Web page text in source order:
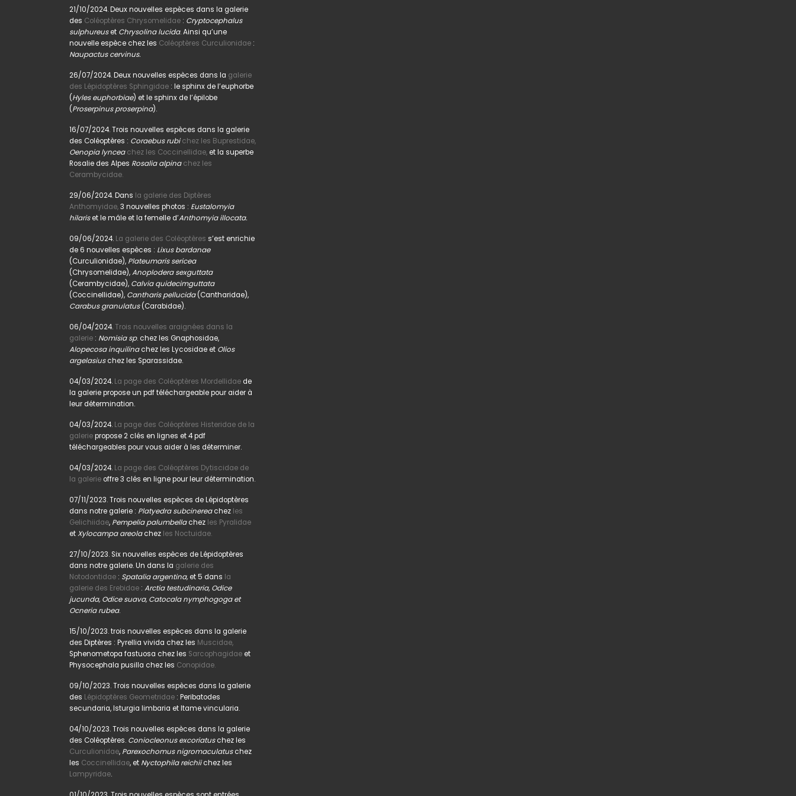
21/10/2024. Deux nouvelles espèces dans la galerie
des Coléoptères Chrysomelidae : Cryptocephalus
sulphureuset Chrysolina lucida. Ainsi qu’une
nouvelle espèce chez les Coléoptères Curculionidae :
Naupactus cervinus.
26/07/2024. Deux nouvelles espèces dans la galerie
des Lépidoptères Sphingidae : le sphinx de l’euphorbe
(Hyles euphorbiae) et le sphinx de l’épilobe
(Proserpinus proserpina).
16/07/2024. Trois nouvelles espèces dans la galerie
des Coléoptères : Coraebus rubi chez les Buprestidae,
Oenopia lyncea chez les Coccinellidae,et la superbe
Rosalie des Alpes Rosalia alpina chez les
Cerambycidae.
29/06/2024. Dans la galerie des Diptères
Anthomyidae,3 nouvelles photos : Eustalomyia
hilariset le mâle et la femelle d’Anthomyia illocata.
09/06/2024. La galerie des Coléoptères s’est enrichie
de 6 nouvelles espèces : Lixus bardanae
(Curculionidae), Plateumaris sericea
(Chrysomelidae),Anoplodera sexguttata
(Cerambycidae), Calvia quidecimguttata
(Coccinellidae), Cantharis pellucida(Cantharidae),
Carabus granulatus(Carabidae).
06/04/2024.Trois nouvelles araignées dans la
galerie : Nomisia sp. chez les Gnaphosidae,
Alopecosa inquilinachez les Lycosidae et Olios
argelasiuschez les Sparassidae.
04/03/2024. La page des Coléoptères Mordellidaede
la galerie propose un pdf téléchargeable pour aider à
leur détermination.
04/03/2024. La page des Coléoptères Histeridae de la
galeriepropose 2 clés en lignes et 4 pdf
téléchargeables pour vous aider à les déterminer.
04/03/2024. La page des Coléoptères Dytiscidae de
la galerie offre 3 clés en ligne pour leur détermination.
07/11/2023. Trois nouvelles espèces de Lépidoptères
dans notre galerie : Platyedra subcinereachez les
Gelichiidae, Pempelia palumbellachez les Pyralidae
etXylocampa areolachez les Noctuidae.
27/10/2023. Six nouvelles espèces de Lépidoptères
dans notre galerie. Un dans la galerie des
Notodontidae : Spatalia argentina,et 5 dans la
galerie des Erebidae : Arctia testudinaria, Odice
jucunda, Odice suava, Catocala nymphogoga et
Ocneria rubea.
15/10/2023. trois nouvelles espèces dans la galerie
des Diptères : Pyrellia vivida chez les Muscidae,
Sphenometopa fastuosa chez les Sarcophagidaeet
Physocephala pusilla chez les Conopidae.
09/10/2023. Trois nouvelles espèces dans la galerie
des Lépidoptères Geometridae : Peribatodes
secundaria, Isturgia limbaria et Itame vincularia.
04/10/2023. Trois nouvelles espèces dans la galerie
des Coléoptères. Coniocleonus excoriatuschez les
Curculionidae, Parexochomus nigromaculatuschez
les Coccinellidae, et Nyctophila reichiichez les
Lampyridae.